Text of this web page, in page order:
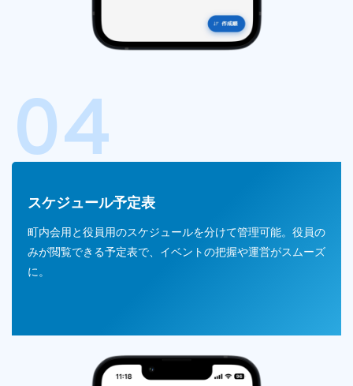
04
スケジュール予定表
町内会用と役員用のスケジュールを分けて管理可能。役員の
みが閲覧できる予定表で、イベントの把握や運営がスムーズ
に。